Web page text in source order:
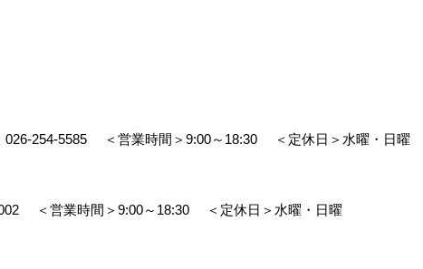
026-254-5585 ＜営業時間＞9:00～18:30 ＜定休日＞水曜・日曜
＜営業時間＞9:00～18:30 ＜定休日＞水曜・日曜